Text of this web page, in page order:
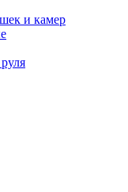
и камер